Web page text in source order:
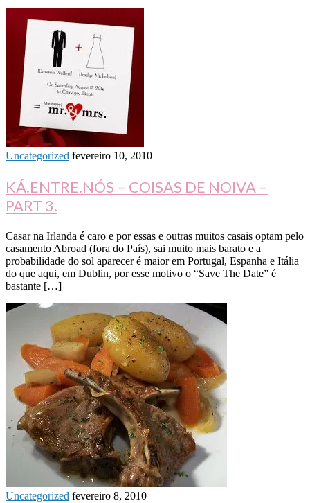
Uncategorized fevereiro 10, 2010
KÁ.ENTRE.NÓS – COISAS DE NOIVA –
PART 3.
Casar na Irlanda é caro e por essas e outras muitos casais optam pelo
casamento Abroad (fora do País), sai muito mais barato e a
probabilidade do sol aparecer é maior em Portugal, Espanha e Itália
do que aqui, em Dublin, por esse motivo o “Save The Date” é
bastante […]
Uncategorized fevereiro 8, 2010